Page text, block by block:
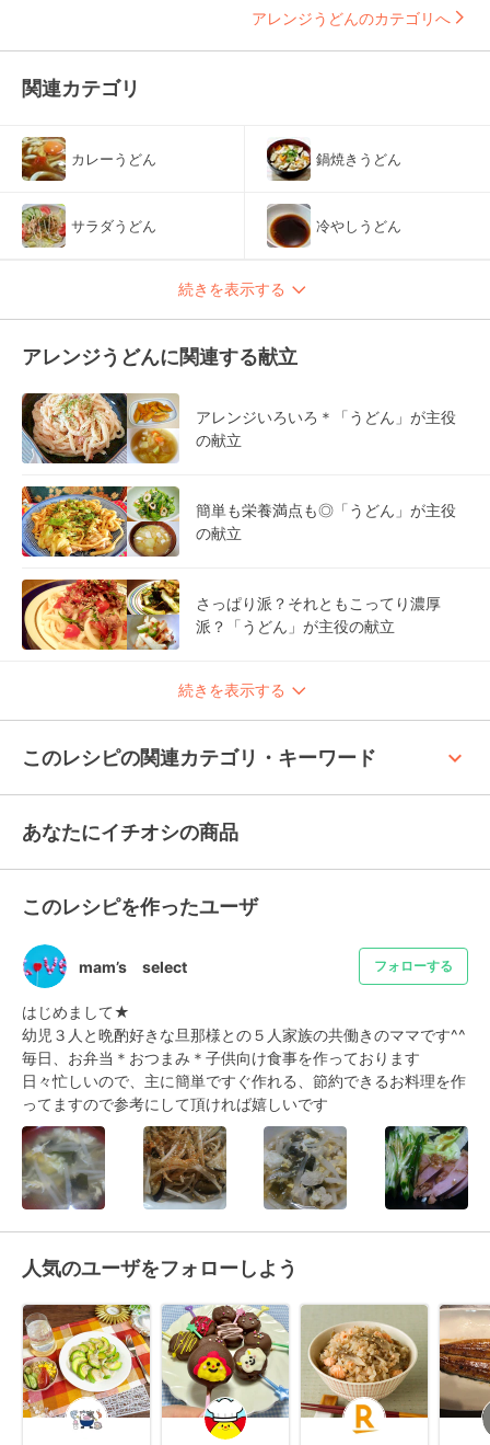
アレンジうどんのカテゴリへ
関連カテゴリ
カレーうどん 鍋焼きうどん
サラダうどん 冷やしうどん
続きを表示する
アレンジうどんに関連する献立
アレンジいろいろ＊「うどん」が主役
の献立
簡単も栄養満点も◎「うどん」が主役
の献立
さっぱり派？それともこってり濃厚
派？「うどん」が主役の献立
続きを表示する
このレシピの関連カテゴリ・キーワード keyboard_arrow_up
あなたにイチオシの商品
このレシピを作ったユーザ
mam’s select フォローする
はじめまして★
幼児３人と晩酌好きな旦那様との５人家族の共働きのママです^^
毎日、お弁当＊おつまみ＊子供向け食事を作っております
日々忙しいので、主に簡単ですぐ作れる、節約できるお料理を作
ってますので参考にして頂ければ嬉しいです
人気のユーザをフォローしよう